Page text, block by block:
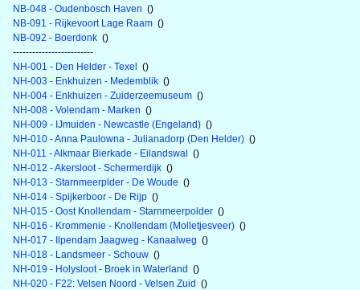
NB-048 - Oudenbosch Haven ()
NB-091 - Rijkevoort Lage Raam ()
NB-092 - Boerdonk ()
-------------------------
NH-001 - Den Helder - Texel ()
NH-003 - Enkhuizen - Medemblik ()
NH-004 - Enkhuizen - Zuiderzeemuseum ()
NH-008 - Volendam - Marken ()
NH-009 - IJmuiden - Newcastle (Engeland) ()
NH-010 - Anna Paulowna - Julianadorp (Den Helder) ()
NH-011 - Alkmaar Bierkade - Eilandswal ()
NH-012 - Akersloot - Schermerdijk ()
NH-013 - Starnmeerplder - De Woude ()
NH-014 - Spijkerboor - De Rijp ()
NH-015 - Oost Knollendam - Starnmeerpolder ()
NH-016 - Krommenie - Knollendam (Molletjesveer) ()
NH-017 - Ilpendam Jaagweg - Kanaalweg ()
NH-018 - Landsmeer - Schouw ()
NH-019 - Holysloot - Broek in Waterland ()
NH-020 - F22: Velsen Noord - Velsen Zuid ()